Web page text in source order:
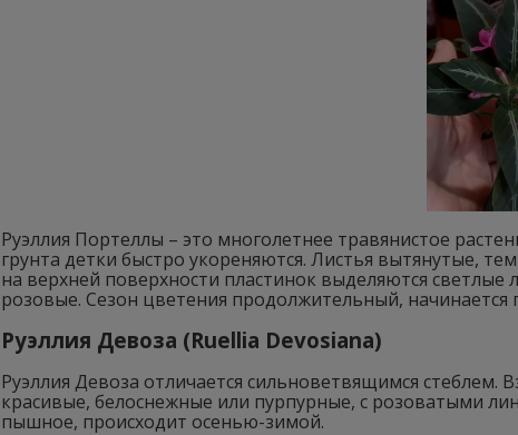
Руэллия Портеллы – это многолетнее травянистое
грунта детки быстро укореняются. Листья вытянутые,
на верхней поверхности пластинок выделяются
розовые. Сезон цветения продолжительный, начинается
Руэллия Девоза (Ruellia Devosiana)
Руэллия Девоза отличается сильноветвящимся стеблем.
красивые, белоснежные или пурпурные, с розоватыми
пышное, происходит осенью-зимой.